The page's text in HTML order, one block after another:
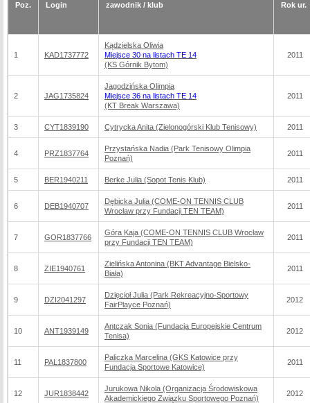
Poz. Login zawodnik / klub Rok ur.
1 KAD1737772
Kądzielska Oliwia
Miejsce 30 na listach TE 14
(KS Górnik Bytom)
2011
2 JAG1735824
Jagodzińska Olimpia
Miejsce 36 na listach TE 14
(KT Break Warszawa)
2011
3 CYT1839190 Cytrycka Anita (Zielonogórski Klub Tenisowy) 2011
4 PRZ1837764
Przystańska Nadia (Park Tenisowy Olimpia
Poznań)
2011
5 BER1940211 Berke Julia (Sopot Tenis Klub) 2011
6 DEB1940707
Dębicka Julia (COME-ON TENNIS CLUB
Wrocław przy Fundacji TEN TEAM)
2011
7 GOR1837766
Góra Kaja (COME-ON TENNIS CLUB Wrocław
przy Fundacji TEN TEAM)
2011
8 ZIE1940761
Zielińska Antonina (BKT Advantage Bielsko-
Biała)
2011
9 DZI2041297
Dzięcioł Julia (Park Rekreacyjno-Sportowy
FairPlayce Poznań)
2012
10 ANT1939149
Antczak Sonia (Fundacja Europejskie Centrum
Tenisa)
2012
11 PAL1837800
Paliczka Marcelina (GKS Katowice przy
Fundacja Sportowe Katowice)
2011
12 JUR1838442
Jurukowa Nikola (Organizacja Środowiskowa
Akademickiego Związku Sportowego Poznań)
2012